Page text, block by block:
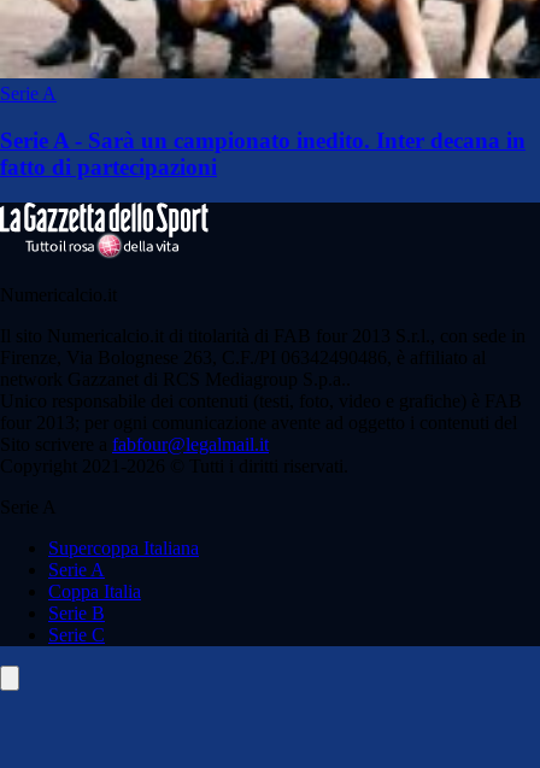
Serie A
Serie A - Sarà un campionato inedito. Inter decana in
fatto di partecipazioni
Numericalcio.it
Il sito Numericalcio.it di titolarità di FAB four 2013 S.r.l., con sede in
Firenze, Via Bolognese 263, C.F./PI 06342490486, è affiliato al
network Gazzanet di RCS Mediagroup S.p.a..
Unico responsabile dei contenuti (testi, foto, video e grafiche) è FAB
four 2013; per ogni comunicazione avente ad oggetto i contenuti del
Sito scrivere a fabfour@legalmail.it
Copyright 2021-2026 © Tutti i diritti riservati.
Serie A
Supercoppa Italiana
Serie A
Coppa Italia
Serie B
Serie C